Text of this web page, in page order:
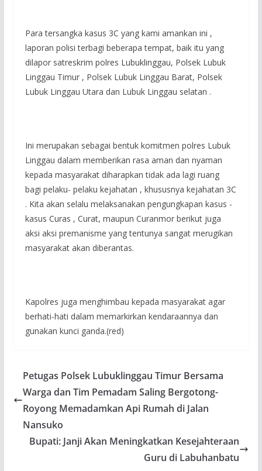
Para tersangka kasus 3C yang kami amankan ini ,
laporan polisi terbagi beberapa tempat, baik itu yang
dilapor satreskrim polres Lubuklinggau, Polsek Lubuk
Linggau Timur , Polsek Lubuk Linggau Barat, Polsek
Lubuk Linggau Utara dan Lubuk Linggau selatan .
Ini merupakan sebagai bentuk komitmen polres Lubuk
Linggau dalam memberikan rasa aman dan nyaman
kepada masyarakat diharapkan tidak ada lagi ruang
bagi pelaku- pelaku kejahatan , khususnya kejahatan 3C
. Kita akan selalu melaksanakan pengungkapan kasus -
kasus Curas , Curat, maupun Curanmor berikut juga
aksi aksi premanisme yang tentunya sangat merugikan
masyarakat akan diberantas.
Kapolres juga menghimbau kepada masyarakat agar
berhati-hati dalam memarkirkan kendaraannya dan
gunakan kunci ganda.(red)
Petugas Polsek Lubuklinggau Timur Bersama
Warga dan Tim Pemadam Saling Bergotong-
Royong Memadamkan Api Rumah di Jalan
Nansuko
Bupati: Janji Akan Meningkatkan Kesejahteraan
Guru di Labuhanbatu